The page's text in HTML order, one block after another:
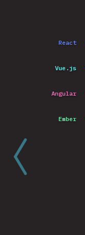
React
Vue.js
Angular
Ember